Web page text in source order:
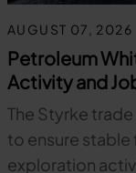
AUGUST 07, 2026
Petroleum
Activity and
The Styrke
to ensure
exploration